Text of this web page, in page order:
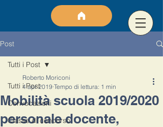
Post
Tutti i Post
Convocazioni
Classe di concorso
Tutti i Post
Mobilità scuola 2019/2020
personale docente,
Roberto Moriconi
4 apr 2019 Tempo di lettura: 1 min